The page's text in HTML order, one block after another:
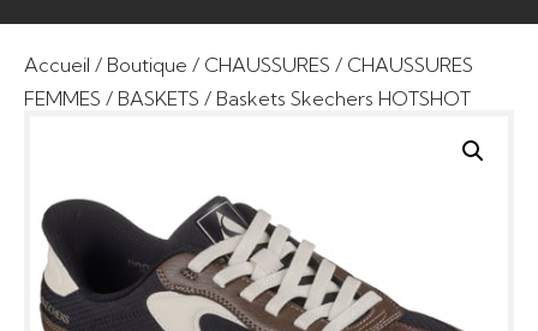
Accueil / Boutique / CHAUSSURES / CHAUSSURES
FEMMES / BASKETS / Baskets Skechers HOTSHOT